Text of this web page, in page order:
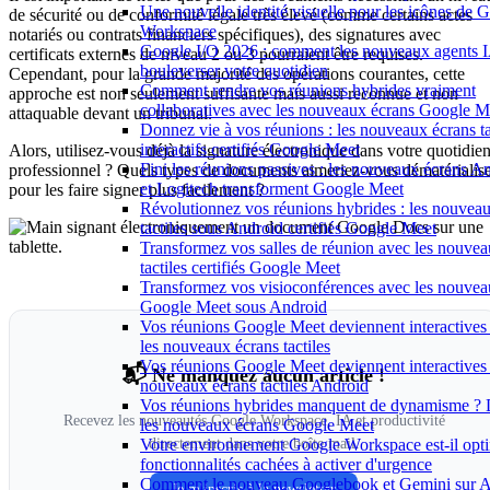
Une nouvelle identité visuelle pour les icônes de
Workspace
Google I/O 2026 : comment les nouveaux agents
bouleverser votre quotidien
Comment rendre vos réunions hybrides vraiment
collaboratives avec les nouveaux écrans Google
Donnez vie à vos réunions : les nouveaux écrans
interactifs certifiés Google Meet
Fini les réunions passives : les nouveaux écrans
et Logitech transforment Google Meet
Révolutionnez vos réunions hybrides : les
tactiles sous Android certifiés Google Meet
Transformez vos salles de réunion avec les
tactiles certifiés Google Meet
Transformez vos visioconférences avec les
Google Meet sous Android
Vos réunions Google Meet deviennent
les nouveaux écrans tactiles
Vos réunions Google Meet deviennent
nouveaux écrans tactiles Android
Vos réunions hybrides manquent de dynamisme ?
les nouveaux écrans Google Meet
Votre environnement Google Workspace est-il
fonctionnalités cachées à activer d'urgence
Comment le nouveau Googlebook et Gemini sur
de sécurité ou de conformité légale très élevé (comme certains actes
notariés ou contrats financiers spécifiques), des signatures avec
certificats externes de niveau 2 ou 3 pourraient être requises.
Cependant, pour la grande majorité des opérations courantes, cette
approche est non seulement suffisante mais aussi reconnue et non
attaquable devant un tribunal.
Alors, utilisez-vous déjà la signature électronique dans votre quotidien
professionnel ? Quels types de documents aimeriez-vous
pour les faire signer plus facilement ?
📬 Ne manquez aucun article !
Recevez les nouveautés Google Workspace, IA et productivité
directement dans votre boîte mail.